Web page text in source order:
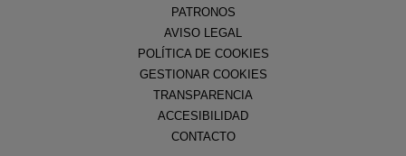
PATRONOS
AVISO LEGAL
POLÍTICA DE COOKIES
GESTIONAR COOKIES
TRANSPARENCIA
ACCESIBILIDAD
CONTACTO